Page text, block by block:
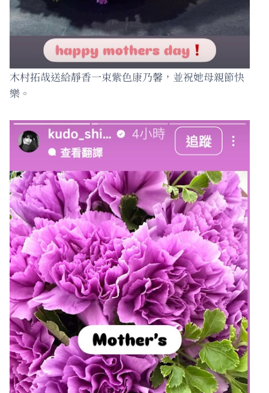
木村拓哉送給靜香一束紫色康乃馨，並祝她母親節快
樂。